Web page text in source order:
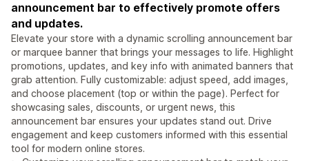
announcement bar to effectively promote offers
and updates.
Elevate your store with a dynamic scrolling announcement bar
or marquee banner that brings your messages to life. Highlight
promotions, updates, and key info with animated banners that
grab attention. Fully customizable: adjust speed, add images,
and choose placement (top or within the page). Perfect for
showcasing sales, discounts, or urgent news, this
announcement bar ensures your updates stand out. Drive
engagement and keep customers informed with this essential
tool for modern online stores.